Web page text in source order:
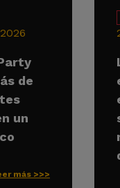
de
un
más >>>